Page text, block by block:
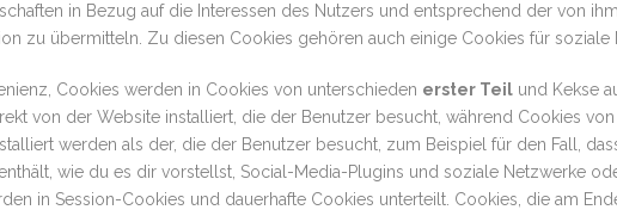
in Bezug auf die Interessen des Nutzers und entsprechend der von
zu übermitteln. Zu diesen Cookies gehören auch einige Cookies für soziale
Cookies werden in Cookies von unterschieden erster Teil und Kekse
von der Website installiert, die der Benutzer besucht, während Cookies
werden als der, die der Benutzer besucht, zum Beispiel für den Fall,
wie du es dir vorstellst, Social-Media-Plugins und soziale Netzwerke
in Session-Cookies und dauerhafte Cookies unterteilt. Cookies, die am